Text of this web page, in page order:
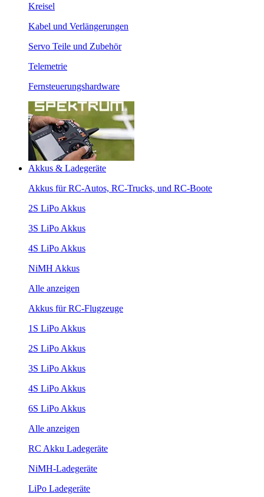
Kreisel
Kabel und Verlängerungen
Servo Teile und Zubehör
Telemetrie
Fernsteuerungshardware
Akkus & Ladegeräte
Akkus für RC-Autos, RC-Trucks, und RC-Boote
2S LiPo Akkus
3S LiPo Akkus
4S LiPo Akkus
NiMH Akkus
Alle anzeigen
Akkus für RC-Flugzeuge
1S LiPo Akkus
2S LiPo Akkus
3S LiPo Akkus
4S LiPo Akkus
6S LiPo Akkus
Alle anzeigen
RC Akku Ladegeräte
NiMH-Ladegeräte
LiPo Ladegeräte